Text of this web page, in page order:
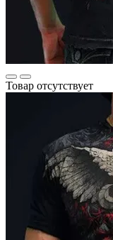
Товар отсутствует